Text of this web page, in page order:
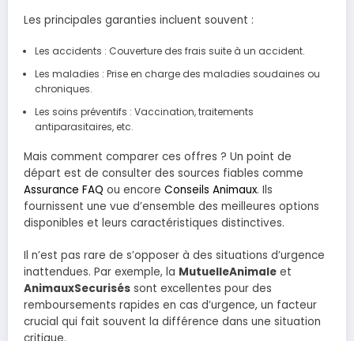
Les principales garanties incluent souvent :
Les accidents : Couverture des frais suite à un accident.
Les maladies : Prise en charge des maladies soudaines ou
chroniques.
Les soins préventifs : Vaccination, traitements
antiparasitaires, etc.
Mais comment comparer ces offres ? Un point de
départ est de consulter des sources fiables comme
Assurance FAQ ou encore Conseils Animaux. Ils
fournissent une vue d’ensemble des meilleures options
disponibles et leurs caractéristiques distinctives.
Il n’est pas rare de s’opposer à des situations d’urgence
inattendues. Par exemple, la MutuelleAnimale et
AnimauxSecurisés sont excellentes pour des
remboursements rapides en cas d’urgence, un facteur
crucial qui fait souvent la différence dans une situation
critique.